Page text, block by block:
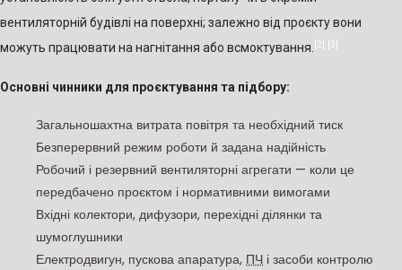
вентиляторній будівлі на поверхні; залежно від проєкту вони
можуть працювати на нагнітання або всмоктування. [2] [3]
Основні чинники для проєктування та підбору:
Загальношахтна витрата повітря та необхідний тиск
Безперервний режим роботи й задана надійність
Робочий і резервний вентиляторні агрегати — коли це
передбачено проєктом і нормативними вимогами
Вхідні колектори, дифузори, перехідні ділянки та
шумоглушники
Електродвигун, пускова апаратура, ПЧ і засоби контролю